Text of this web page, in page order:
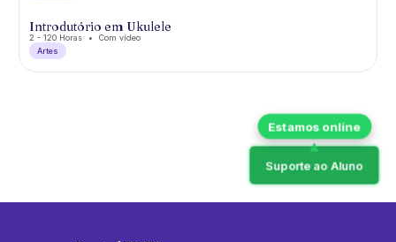
Introdutório em Ukulele
2 - 120 Horas
Com vídeo
Artes
Suporte ao Aluno